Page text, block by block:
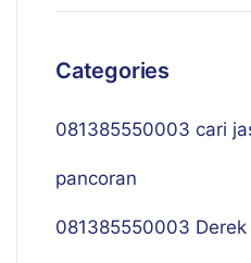
Categories
081385550003 cari
pancoran
081385550003 Derek